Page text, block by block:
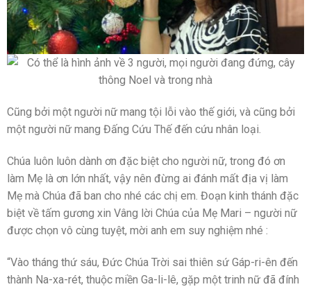
Cũng bởi một người nữ mang tội lỗi vào thế giới, và cũng bởi
một người nữ mang Đấng Cứu Thế đến cứu nhân loại.
Chúa luôn luôn dành ơn đặc biệt cho người nữ, trong đó ơn
làm Mẹ là ơn lớn nhất, vậy nên đừng ai đánh mất địa vị làm
Mẹ mà Chúa đã ban cho nhé các chị em. Đoạn kinh thánh đặc
biệt về tấm gương xin Vâng lời Chúa của Mẹ Mari – người nữ
được chọn vô cùng tuyệt, mời anh em suy nghiệm nhé :
“Vào tháng thứ sáu, Đức Chúa Trời sai thiên sứ Gáp-ri-ên đến
thành Na-xa-rét, thuộc miền Ga-li-lê, gặp một trinh nữ đã đính